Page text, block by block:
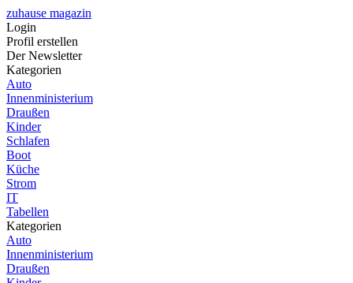
zuhause magazin
Login
Profil erstellen
Der Newsletter
Kategorien
Auto
Innenministerium
Draußen
Kinder
Schlafen
Boot
Küche
Strom
IT
Tabellen
Kategorien
Auto
Innenministerium
Draußen